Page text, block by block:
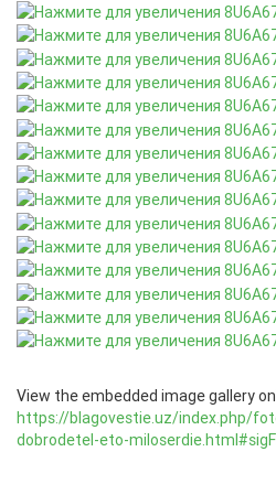
View the embedded image gallery
https://blagovestie.uz/index.php/
dobrodetel-eto-